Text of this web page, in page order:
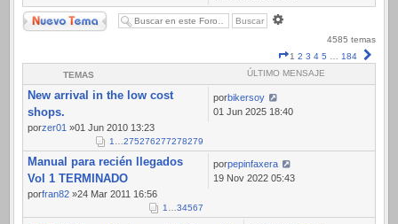
último
mensaje
Nuevo Tema
4585 temas
Página
1
1 2 3 4 5 … 184
TEMAS ÚLTIMO MENSAJE
New arrival in the low cost
shops.
porzer01 »01 Jun 2010 13:23
1…275276277278279
porbikersoy
01 Jun 2025 18:40
Manual para recién llegados
Vol 1 TERMINADO
porfran82 »24 Mar 2011 16:56
1…34567
porpepinfaxera
19 Nov 2022 05:43